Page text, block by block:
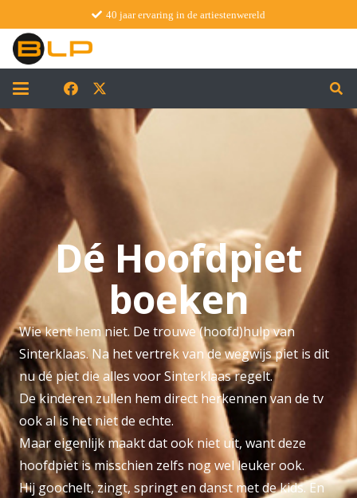
40 jaar ervaring in de artiestenwereld
Dé Hoofdpiet
boeken
Wie kent hem niet. De trouwe (hoofd)hulp van
Sinterklaas. Na het vertrek van de wegwijs piet is dit
nu dé piet die alles voor Sinterklaas regelt.
De kinderen zullen hem direct herkennen van de tv
ook al is het niet de echte.
Maar eigenlijk maakt dat ook niet uit, want deze
hoofdpiet is misschien zelfs nog wel leuker ook.
Hij goochelt, zingt, springt en danst met de kids. En